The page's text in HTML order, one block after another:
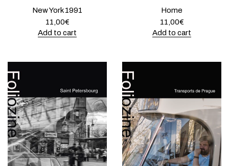
New York 1991
11,00€
Add to cart
Home
11,00€
Add to cart